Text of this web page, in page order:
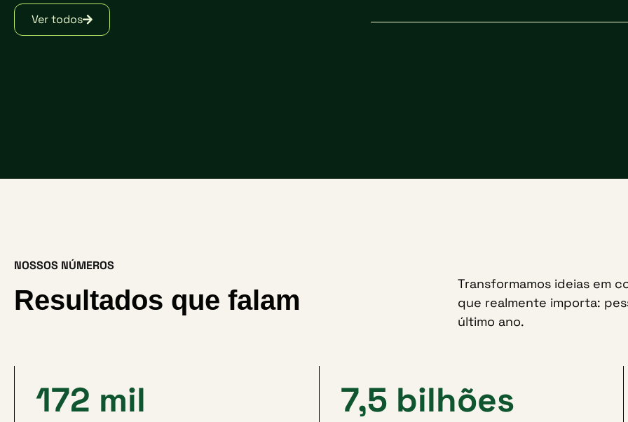
Ver todos
NOSSOS NÚMEROS
Resultados que falam
Transformamos ideias em
que realmente importa:
último ano.
172 mil 7,5 bilhões